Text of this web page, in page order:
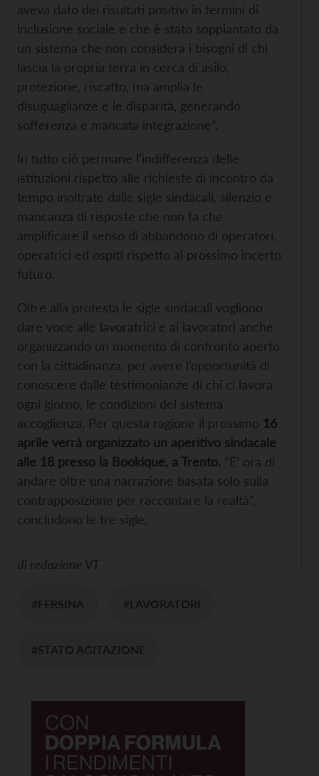
aveva dato dei risultati positivi in termini di
inclusione sociale e che è stato soppiantato da
un sistema che non considera i bisogni di chi
lascia la propria terra in cerca di asilo,
protezione, riscatto, ma amplia le
disuguaglianze e le disparità, generando
sofferenza e mancata integrazione”.
In tutto ciò permane l’indifferenza delle
istituzioni rispetto alle richieste di incontro da
tempo inoltrate dalle sigle sindacali, silenzio e
mancanza di risposte che non fa che
amplificare il senso di abbandono di operatori,
operatrici ed ospiti rispetto al prossimo incerto
futuro.
Oltre alla protesta le sigle sindacali vogliono
dare voce alle lavoratrici e ai lavoratori anche
organizzando un momento di confronto aperto
con la cittadinanza, per avere l’opportunità di
conoscere dalle testimonianze di chi ci lavora
ogni giorno, le condizioni del sistema
accoglienza. Per questa ragione il prossimo 16
aprile verrà organizzato un aperitivo sindacale
alle 18 presso la Bookique, a Trento. “E’ ora di
andare oltre una narrazione basata solo sulla
contrapposizione per raccontare la realtà”,
concludono le tre sigle.
di redazione VT
#FERSINA #LAVORATORI
#STATO AGITAZIONE